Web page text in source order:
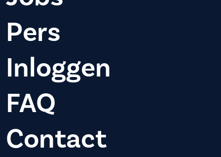
Pers
Inloggen
FAQ
Contact